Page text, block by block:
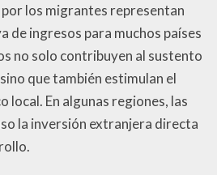
por los migrantes representan
de ingresos para muchos países
no solo contribuyen al sustento
que también estimulan el
local. En algunas regiones, las
la inversión extranjera directa